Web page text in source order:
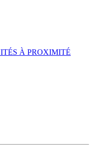
À PROXIMITÉ